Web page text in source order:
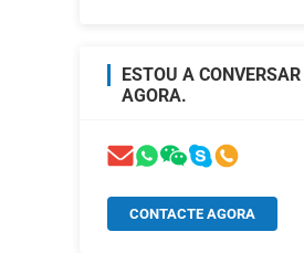
ESTOU A
AGORA.
CONTACTE AGORA